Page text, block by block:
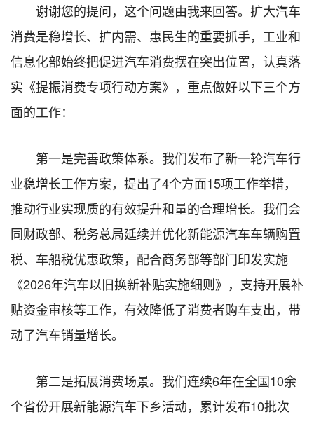
谢谢您的提问，这个问题由我来回答。扩大汽车
消费是稳增长、扩内需、惠民生的重要抓手，工业和
信息化部始终把促进汽车消费摆在突出位置，认真落
实《提振消费专项行动方案》，重点做好以下三个方
面的工作：
第一是完善政策体系。我们发布了新一轮汽车行
业稳增长工作方案，提出了4个方面15项工作举措，
推动行业实现质的有效提升和量的合理增长。我们会
同财政部、税务总局延续并优化新能源汽车车辆购置
税、车船税优惠政策，配合商务部等部门印发实施
《2026年汽车以旧换新补贴实施细则》，支持开展补
贴资金审核等工作，有效降低了消费者购车支出，带
动了汽车销量增长。
第二是拓展消费场景。我们连续6年在全国10余
个省份开展新能源汽车下乡活动，累计发布10批次